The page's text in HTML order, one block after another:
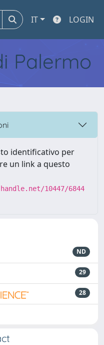
IT LOGIN
Palermo
identificativo per
un link a questo
10447/6844
ND
29
28